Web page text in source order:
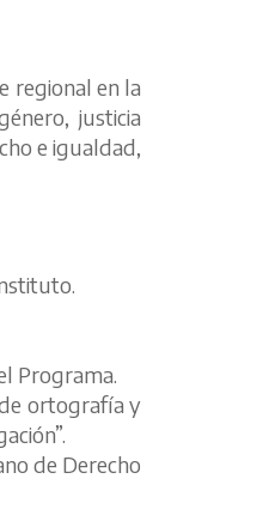
regional en la
justicia
e igualdad,
Programa.
ortografía y
de Derecho